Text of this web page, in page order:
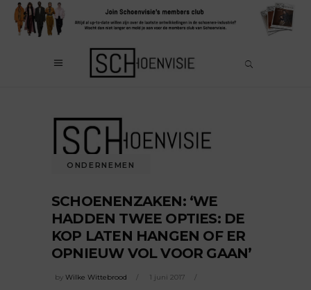
ONDERNEMEN
SCHOENENZAKEN: ‘WE
HADDEN TWEE OPTIES: DE
KOP LATEN HANGEN OF ER
OPNIEUW VOL VOOR GAAN’
by Wilke Wittebrood 1 juni 2017